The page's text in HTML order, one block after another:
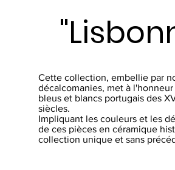
Cette collection, embellie par
décalcomanies, met à l'honneur
bleus et blancs portugais des
siècles.
Impliquant les couleurs et les
de ces pièces en céramique
collection unique et sans